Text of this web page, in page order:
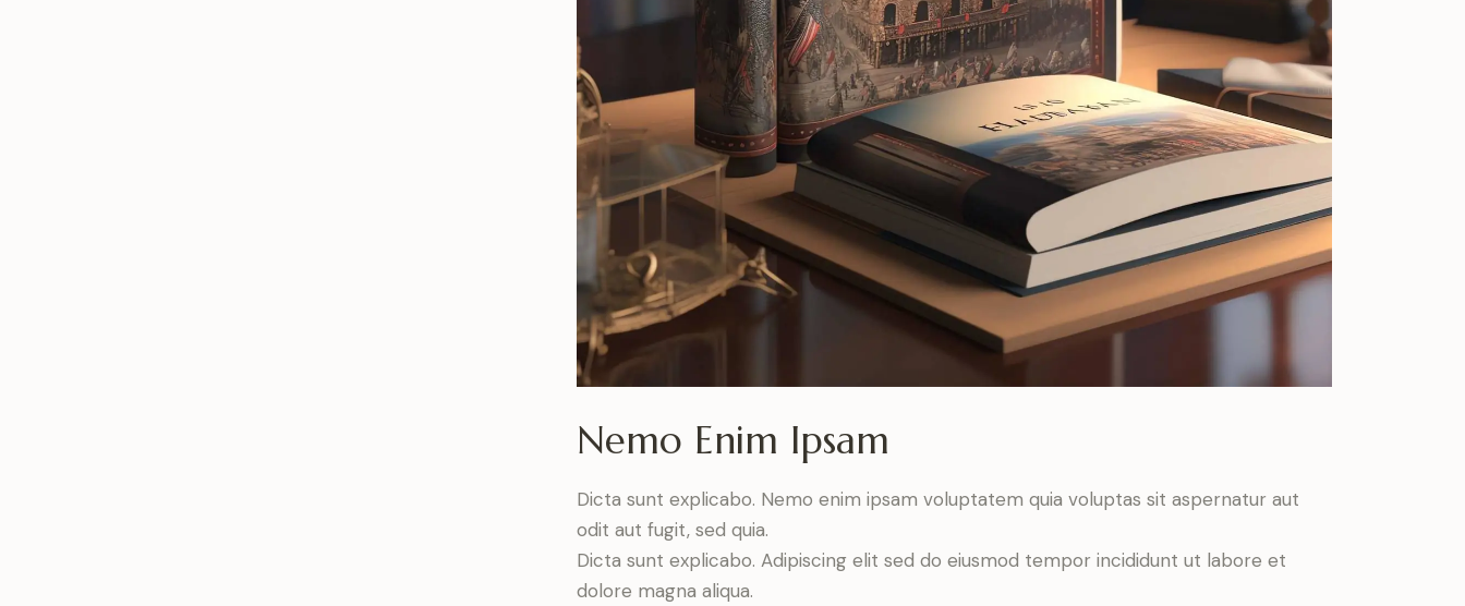
Nemo Enim Ipsam
Dicta sunt explicabo. Nemo enim ipsam voluptatem quia voluptas sit aspernatur aut
odit aut fugit, sed quia.
Dicta sunt explicabo. Adipiscing elit sed do eiusmod tempor incididunt ut labore et
dolore magna aliqua.